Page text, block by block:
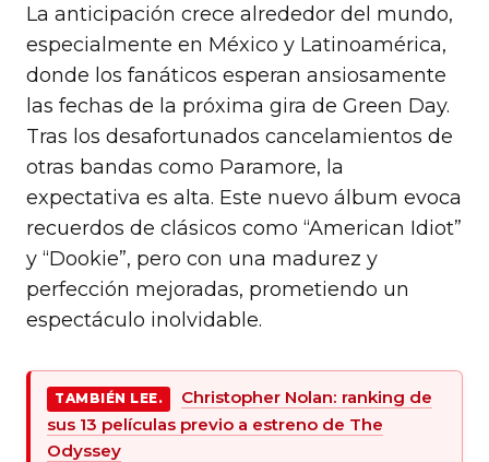
La anticipación crece alrededor del mundo,
especialmente en México y Latinoamérica,
donde los fanáticos esperan ansiosamente
las fechas de la próxima gira de Green Day.
Tras los desafortunados cancelamientos de
otras bandas como Paramore, la
expectativa es alta. Este nuevo álbum evoca
recuerdos de clásicos como “American Idiot”
y “Dookie”, pero con una madurez y
perfección mejoradas, prometiendo un
espectáculo inolvidable.
TAMBIÉN LEE.
Christopher Nolan: ranking de
sus 13 películas previo a estreno de The
Odyssey